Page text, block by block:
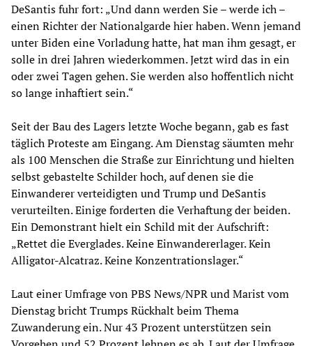
DeSantis fuhr fort: „Und dann werden Sie – werde ich –
einen Richter der Nationalgarde hier haben. Wenn jemand
unter Biden eine Vorladung hatte, hat man ihm gesagt, er
solle in drei Jahren wiederkommen. Jetzt wird das in ein
oder zwei Tagen gehen. Sie werden also hoffentlich nicht
so lange inhaftiert sein.“
Seit der Bau des Lagers letzte Woche begann, gab es fast
täglich Proteste am Eingang. Am Dienstag säumten mehr
als 100 Menschen die Straße zur Einrichtung und hielten
selbst gebastelte Schilder hoch, auf denen sie die
Einwanderer verteidigten und Trump und DeSantis
verurteilten. Einige forderten die Verhaftung der beiden.
Ein Demonstrant hielt ein Schild mit der Aufschrift:
„Rettet die Everglades. Keine Einwandererlager. Kein
Alligator-Alcatraz. Keine Konzentrationslager.“
Laut einer Umfrage von PBS News/NPR und Marist vom
Dienstag bricht Trumps Rückhalt beim Thema
Zuwanderung ein. Nur 43 Prozent unterstützen sein